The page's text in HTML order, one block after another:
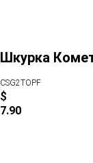
Шкурка
CSG2TOPF
$
7.90